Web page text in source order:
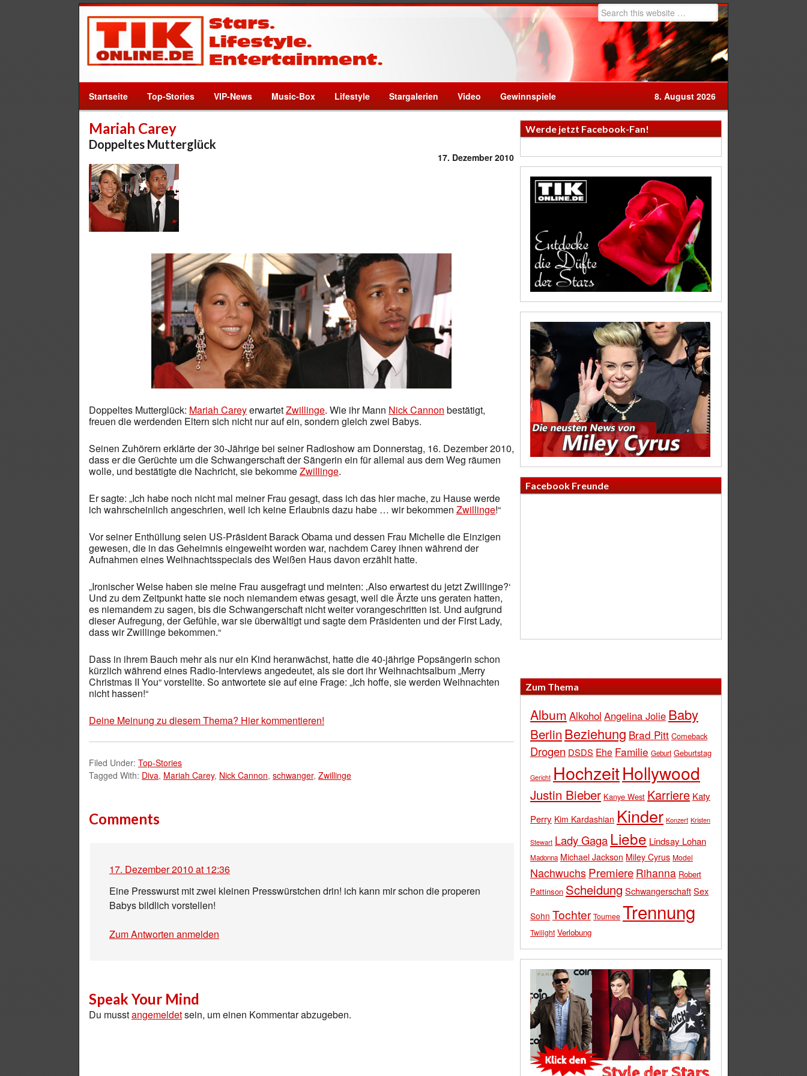
Startseite Top-Stories VIP-News Music-Box Lifestyle Stargalerien Video Gewinnspiele 8. August 2026
Mariah Carey
Doppeltes Mutterglück
17. Dezember 2010
Doppeltes Mutterglück: Mariah CareyerwartetZwillinge. Wie ihr Mann Nick Cannon bestätigt,
freuen die werdenden Eltern sich nicht nur auf ein, sondern gleich zwei Babys.
Seinen Zuhörern erklärte der 30-Jährige bei seiner Radioshow am Donnerstag, 16. Dezember 2010,
dass er die Gerüchte um die Schwangerschaft der Sängerin ein für allemal aus dem Weg räumen
wolle, und bestätigte die Nachricht, sie bekommeZwillinge.
Er sagte: „Ich habe noch nicht mal meiner Frau gesagt, dass ich das hier mache, zu Hause werde
ich wahrscheinlich angeschrien, weil ich keine Erlaubnis dazu habe … wir bekommen Zwillinge!“
Vor seiner Enthüllung seien US-Präsident Barack Obama und dessen Frau Michelle die Einzigen
gewesen, die in das Geheimnis eingeweiht worden war, nachdem Carey ihnen während der
Aufnahmen eines Weihnachtsspecials des Weißen Haus davon erzählt hatte.
„Ironischer Weise haben sie meine Frau ausgefragt und meinten: ‚Also erwartest du jetzt Zwillinge?‘
Und zu dem Zeitpunkt hatte sie noch niemandem etwas gesagt, weil die Ärzte uns geraten hatten,
es niemandem zu sagen, bis die Schwangerschaft nicht weiter vorangeschritten ist. Und aufgrund
dieser Aufregung, der Gefühle, war sie überwältigt und sagte dem Präsidenten und der First Lady,
dass wir Zwillinge bekommen.“
Dass in ihrem Bauch mehr als nur ein Kind heranwächst, hatte die 40-jährige Popsängerin schon
kürzlich während eines Radio-Interviews angedeutet, als sie dort ihr Weihnachtsalbum „Merry
Christmas II You“ vorstellte. So antwortete sie auf eine Frage: „Ich hoffe, sie werden Weihnachten
nicht hassen!“
Deine Meinung zu diesem Thema? Hier kommentieren!
Filed Under: Top-Stories
Tagged With: Diva, Mariah Carey, Nick Cannon, schwanger, Zwillinge
Comments
17. Dezember 2010 at 12:36
Eine Presswurst mit zwei kleinen Presswürstchen drin! ich kann mir schon die properen
Babys bildlich vorstellen!
Zum Antworten anmelden
Speak Your Mind
Du musstangemeldetsein, um einen Kommentar abzugeben.
Werde jetzt Facebook-Fan!
Facebook Freunde
Zum Thema
Album Alkohol Angelina Jolie Baby
Berlin Beziehung Brad Pitt Comeback
Drogen DSDS Ehe Familie Geburt Geburtstag
Gericht HochzeitHollywood
Justin Bieber Kanye West Karriere Katy
Perry Kim Kardashian Kinder Konzert Kristen
Stewart Lady Gaga Liebe Lindsay Lohan
Madonna Michael Jackson Miley Cyrus Model
Nachwuchs Premiere Rihanna Robert
Pattinson Scheidung SchwangerschaftSex
Sohn Tochter Tournee Trennung
Twilight Verlobung